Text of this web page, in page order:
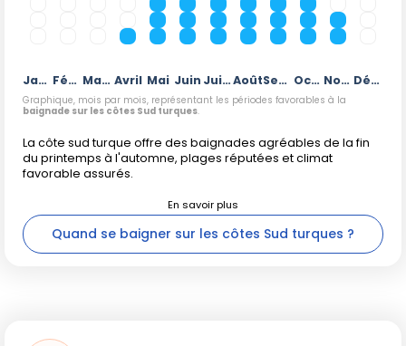
Janvier Février Mars Avril Mai Juin JuilletAoût Septembre Octobre Novembre Décembre
Graphique, mois par mois, représentant les périodes favorables à la
baignade sur les côtes Sud turques.
La côte sud turque offre des baignades agréables de la fin
du printemps à l'automne, plages réputées et climat
favorable assurés.
Quand se baigner sur les côtes Sud turques ?